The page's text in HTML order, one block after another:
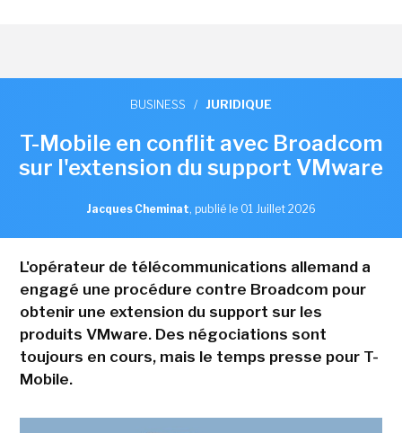
BUSINESS / JURIDIQUE
T-Mobile en conflit avec Broadcom
sur l'extension du support VMware
Jacques Cheminat, publié le 01 Juillet 2026
L'opérateur de télécommunications allemand a
engagé une procédure contre Broadcom pour
obtenir une extension du support sur les
produits VMware. Des négociations sont
toujours en cours, mais le temps presse pour T-
Mobile.